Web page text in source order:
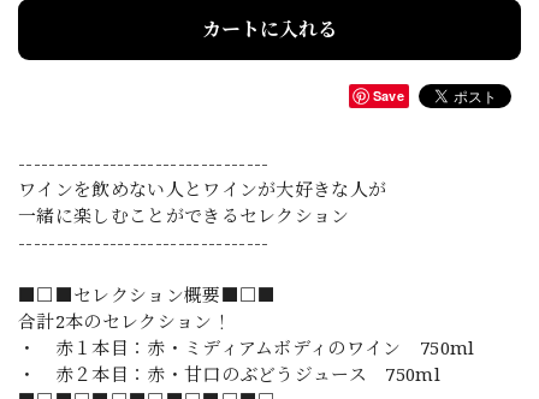
カートに入れる
Save
---------------------------------
ワインを飲めない人とワインが大好きな人が
一緒に楽しむことができるセレクション
---------------------------------
■□■セレクション概要■□■
合計2本のセレクション！
・ 赤１本目：赤・ミディアムボディのワイン 750ml
・ 赤２本目：赤・甘口のぶどうジュース 750ml